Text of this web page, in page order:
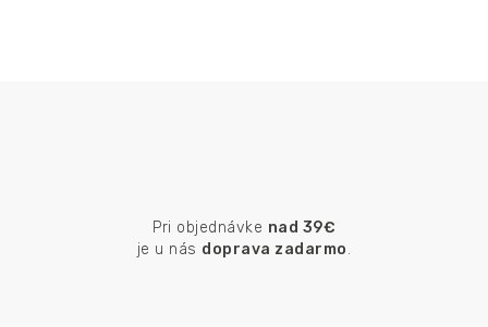
Pri objednávke nad 39€
je u nás doprava zadarmo.